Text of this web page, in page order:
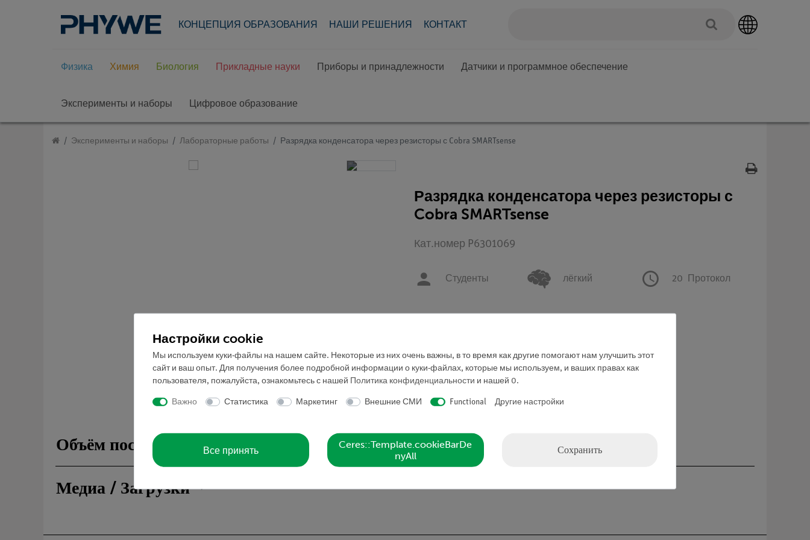
КОНЦЕПЦИЯ ОБРАЗОВАНИЯ НАШИ РЕШЕНИЯ КОНТАКТ
Физика Химия Биология Прикладные науки Приборы и принадлежности Датчики и программное обеспечение
Эксперименты и наборы Цифровое образование
Эксперименты и наборы Лабораторные работы Разрядка конденсатора через резисторы с Cobra SMARTsense
Разрядка конденсатора через резисторы с
Cobra SMARTsense
Кат.номер P6301069
Студенты лёгкий 20 Протокол
Запросить предложение
Объём поставки
Медиа / Загрузки
Настройки cookie
Мы используем куки-файлы на нашем сайте. Некоторые из них очень важны, в то время как другие помогают нам улучшить этот
сайт и ваш опыт. Для получения более подробной информации о куки-файлах, которые мы используем, и ваших правах как
пользователя, пожалуйста, ознакомьтесь с нашей Политика конфиденциальности и нашей 0.
Важно Статистика Маркетинг Внешние СМИ Functional Другие настройки
Все принять
Ceres::Template.cookieBarDe
nyAll
Сохранить